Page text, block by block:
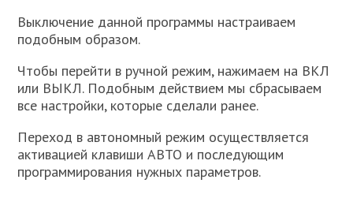
Выключение данной программы настраиваем
подобным образом.
Чтобы перейти в ручной режим, нажимаем на ВКЛ
или ВЫКЛ. Подобным действием мы сбрасываем
все настройки, которые сделали ранее.
Переход в автономный режим осуществляется
активацией клавиши АВТО и последующим
программирования нужных параметров.